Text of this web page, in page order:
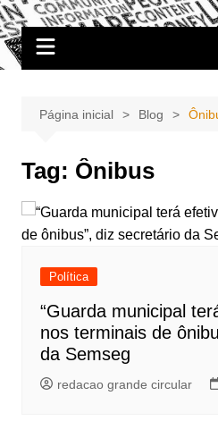
Ir
paraPortal Grande
A zona Leste se encontra aqui!
Página inicial Blog
Tag: Ônibus
Política
“Guarda municipal
nos terminais de
da Semseg
redacao grande circular